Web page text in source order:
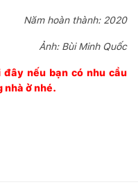
Năm hoàn thành: 2020
Ảnh: Bùi Minh Quốc
nếu bạn có nhu cầu
nhà ở nhé.